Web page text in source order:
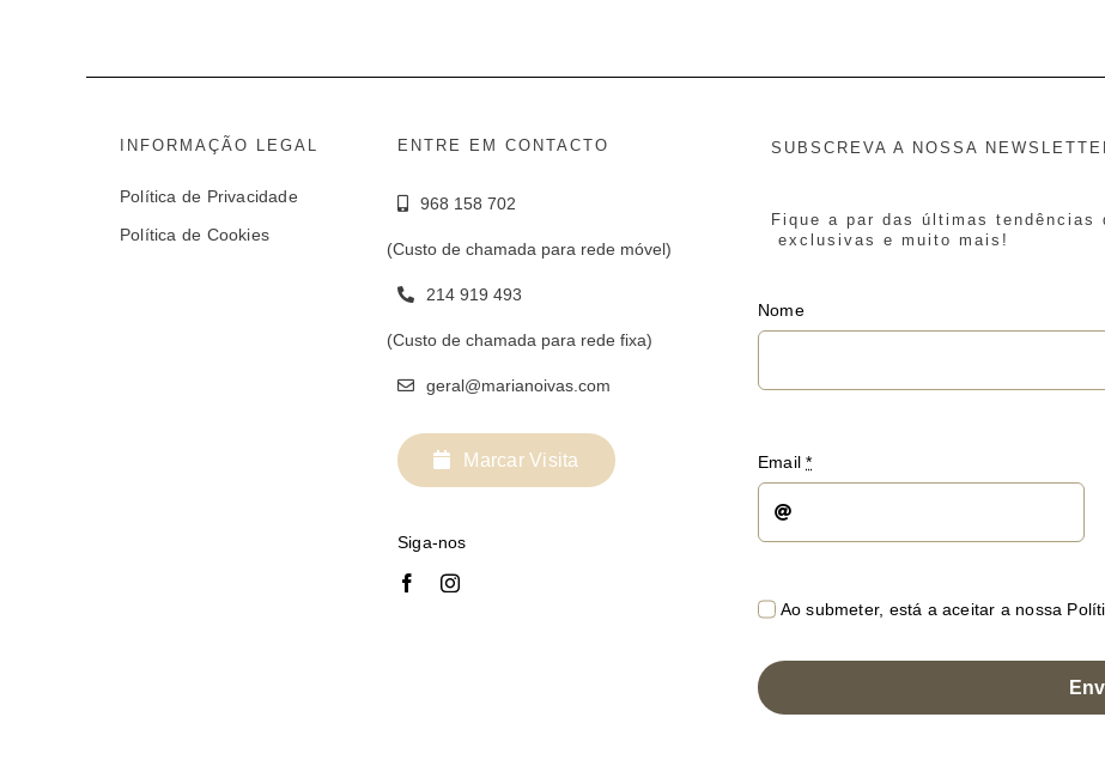
INFORMAÇÃO LEGAL
Política de Privacidade
Política de Cookies
ENTRE EM CONTACTO
968 158 702
(Custo de chamada para rede móvel)
214 919 493
(Custo de chamada para rede fixa)
geral@marianoivas.com
Marcar Visita
Siga-nos
SUBSCREVA A NOSSA
Fique a par das últimas
exclusivas e muito mais!
Nome
Email*
Ao submeter, está a aceitar a nossa